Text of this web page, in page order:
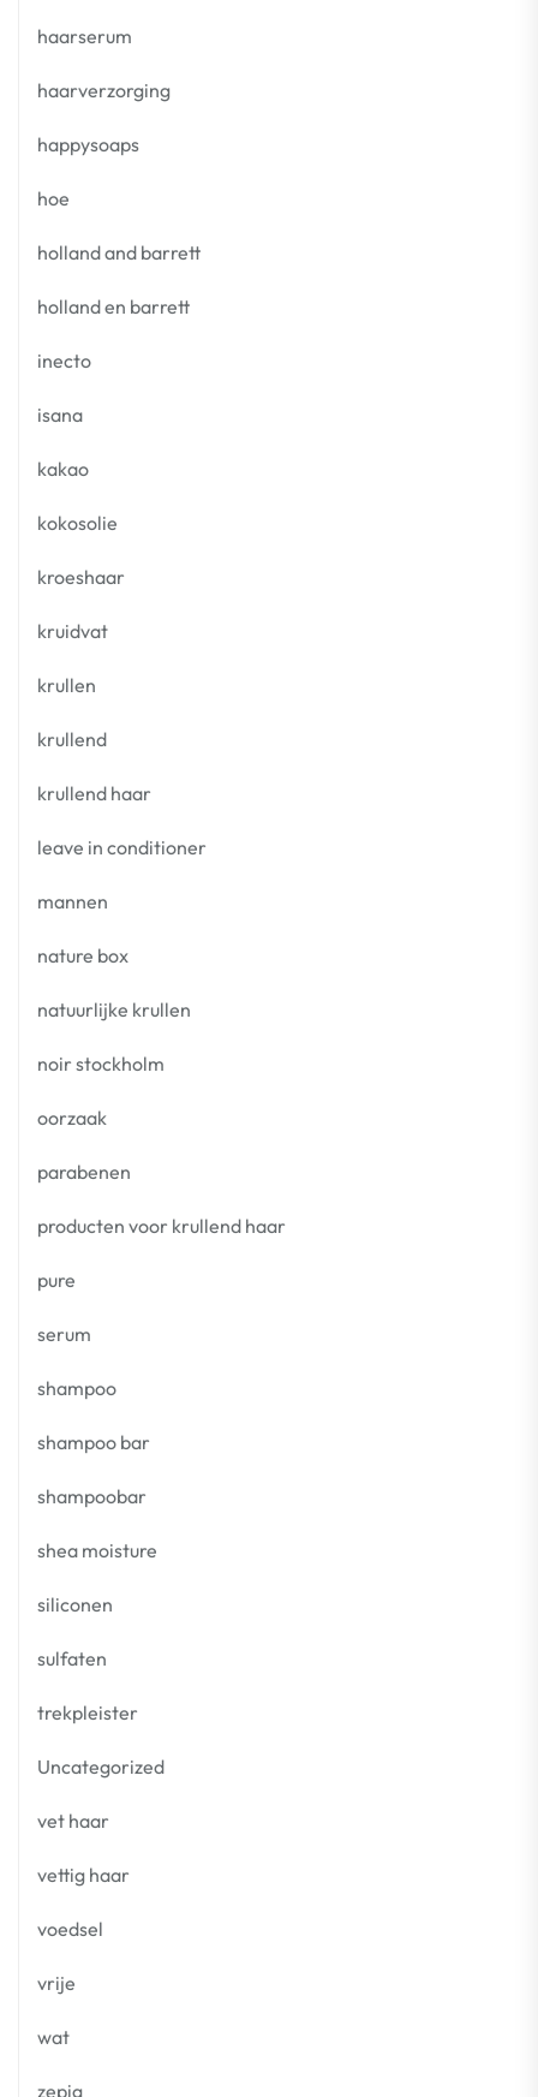
haarserum
haarverzorging
happysoaps
hoe
holland and barrett
holland en barrett
inecto
isana
kakao
kokosolie
kroeshaar
kruidvat
krullen
krullend
krullend haar
leave in conditioner
mannen
nature box
natuurlijke krullen
noir stockholm
oorzaak
parabenen
producten voor krullend haar
pure
serum
shampoo
shampoo bar
shampoobar
shea moisture
siliconen
sulfaten
trekpleister
Uncategorized
vet haar
vettig haar
voedsel
vrije
wat
zepig